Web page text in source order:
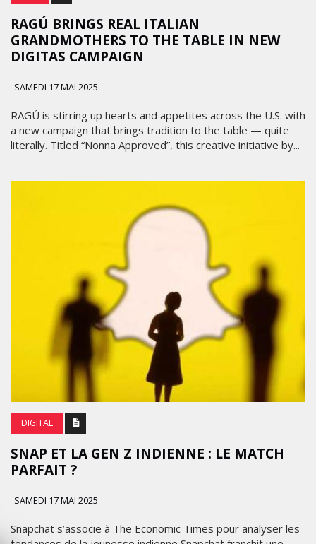
RAGÚ BRINGS REAL ITALIAN
GRANDMOTHERS TO THE TABLE IN NEW
DIGITAS CAMPAIGN
SAMEDI 17 MAI 2025
RAGÚ is stirring up hearts and appetites across the U.S. with
a new campaign that brings tradition to the table — quite
literally. Titled “Nonna Approved”, this creative initiative by...
DIGITAL
SNAP ET LA GEN Z INDIENNE : LE MATCH
PARFAIT ?
SAMEDI 17 MAI 2025
Snapchat s’associe à The Economic Times pour analyser les